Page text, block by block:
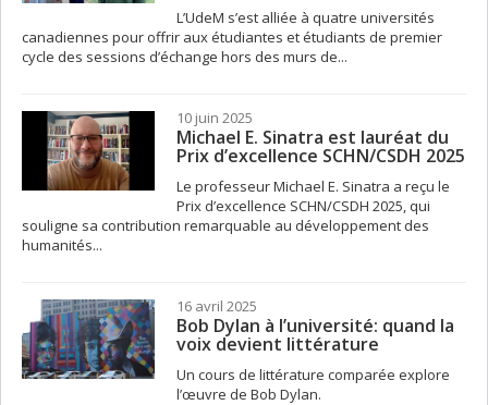
L’UdeM s’est alliée à quatre universités
canadiennes pour offrir aux étudiantes et étudiants de premier
cycle des sessions d’échange hors des murs de...
10 juin 2025
Michael E. Sinatra est lauréat du
Prix d’excellence SCHN/CSDH 2025
Le professeur Michael E. Sinatra a reçu le
Prix d’excellence SCHN/CSDH 2025, qui
souligne sa contribution remarquable au développement des
humanités...
16 avril 2025
Bob Dylan à l’université: quand la
voix devient littérature
Un cours de littérature comparée explore
l’œuvre de Bob Dylan.